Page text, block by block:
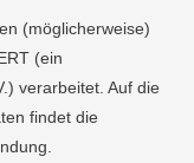
(möglicherweise)
(ein
verarbeitet. Auf die
findet die